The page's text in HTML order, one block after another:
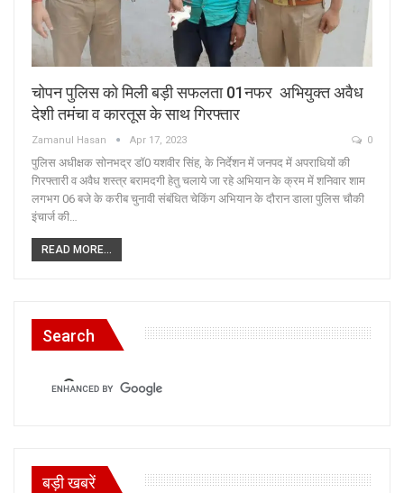
चोपन पुलिस को मिली बड़ी सफलता 01नफर अभियुक्त अवैध
देशी तमंचा व कारतूस के साथ गिरफ्तार
Zamanul Hasan Apr 17, 2023 0
पुलिस अधीक्षक सोनभद्र डॉ0 यशवीर सिंह, के निर्देशन में जनपद में अपराधियों की
गिरफ्तारी व अवैध शस्त्र बरामदगी हेतु चलाये जा रहे अभियान के क्रम में शनिवार शाम
लगभग 06 बजे के करीब चुनावी संबंधित चेकिंग अभियान के दौरान डाला पुलिस चौकी
इंचार्ज की…
READ MORE...
Search
बड़ी खबरें